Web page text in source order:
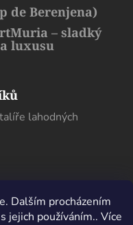
Dalším procházením
jejich používáním.. Více
de Berenjena)
– sladký
luxusu
lahodných